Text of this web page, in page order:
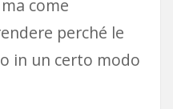
come
perché le
in un certo modo